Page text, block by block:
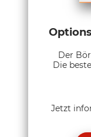
Der
Die
Jetzt